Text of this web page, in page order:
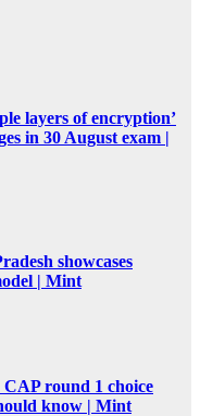
layers of encryption’
in 30 August exam |
showcases
| Mint
round 1 choice
know | Mint